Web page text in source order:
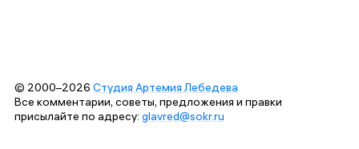
© 2000–2026 Студия Артемия Лебедева
Все комментарии, советы, предложения и правки
присылайте по адресу: glavred@sokr.ru